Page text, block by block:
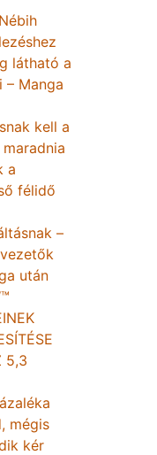
látható a
– Manga
kell a
a
félidő
–
után
5,3
mégis
kér